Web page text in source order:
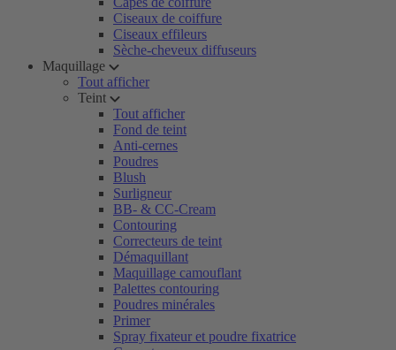
Ciseaux de coiffure
Ciseaux effileurs
Sèche-cheveux diffuseurs
Maquillage
Tout afficher
Teint
Tout afficher
Fond de teint
Anti-cernes
Poudres
Blush
Surligneur
BB- & CC-Cream
Contouring
Correcteurs de teint
Démaquillant
Maquillage camouflant
Palettes contouring
Poudres minérales
Primer
Spray fixateur et poudre fixatrice